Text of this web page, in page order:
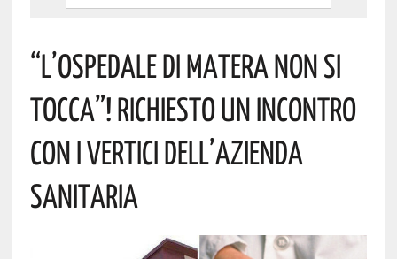
“L’ospedale Di Matera Non Si
Tocca”! Richiesto Un Incontro
Con I Vertici Dell’Azienda
Sanitaria